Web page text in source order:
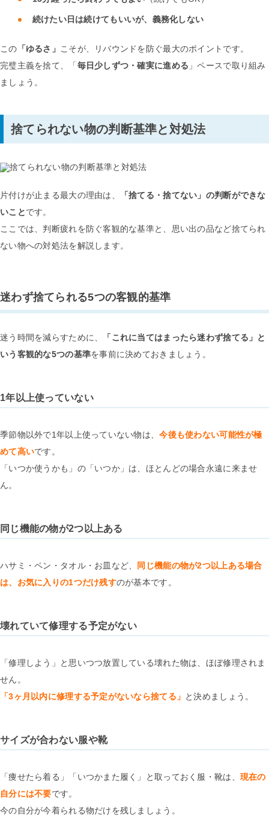
続けたい日は続けてもいいが、義務化しない
この 「ゆるさ」 こそが、リバウンドを防ぐ最大のポイントです。
完璧主義を捨て、「毎日少しずつ・確実に進める 」ペースで取り組み
ましょう。
捨てられない物の判断基準と対処法
片付けが止まる最大の理由は、
「捨てる・捨てない」の判断ができな
いことです。
ここでは、判断疲れを防ぐ客観的な基準と、思い出の品など捨てられ
ない物への対処法を解説します。
迷わず捨てられる5つの客観的基準
迷う時間を減らすために、
「これに当てはまったら迷わず捨てる」と
いう客観的な5つの基準を事前に決めておきましょう。
1年以上使っていない
季節物以外で1年以上使っていない物は、今後も使わない可能性が極
めて高いです。
「いつか使うかも」の「いつか」は、ほとんどの場合永遠に来ませ
ん。
同じ機能の物が2つ以上ある
ハサミ・ペン・タオル・お皿など、 同じ機能の物が2つ以上ある場合
は、お気に入りの1つだけ残すのが基本です。
壊れていて修理する予定がない
「修理しよう」と思いつつ放置している壊れた物は、ほぼ修理されま
せん。
「3ヶ月以内に修理する予定がないなら捨てる」 と決めましょう。
サイズが合わない服や靴
「痩せたら着る」「いつかまた履く」と取っておく服・靴は、 現在の
自分には不要です。
今の自分が今着られる物だけを残しましょう。